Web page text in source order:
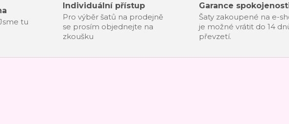
tu
Individuální přístup
Pro výběr šatů na prodejně
se prosím objednejte na
zkoušku
Garance
Šaty zakoupené na e-
je možné vrátit do 14
převzetí.